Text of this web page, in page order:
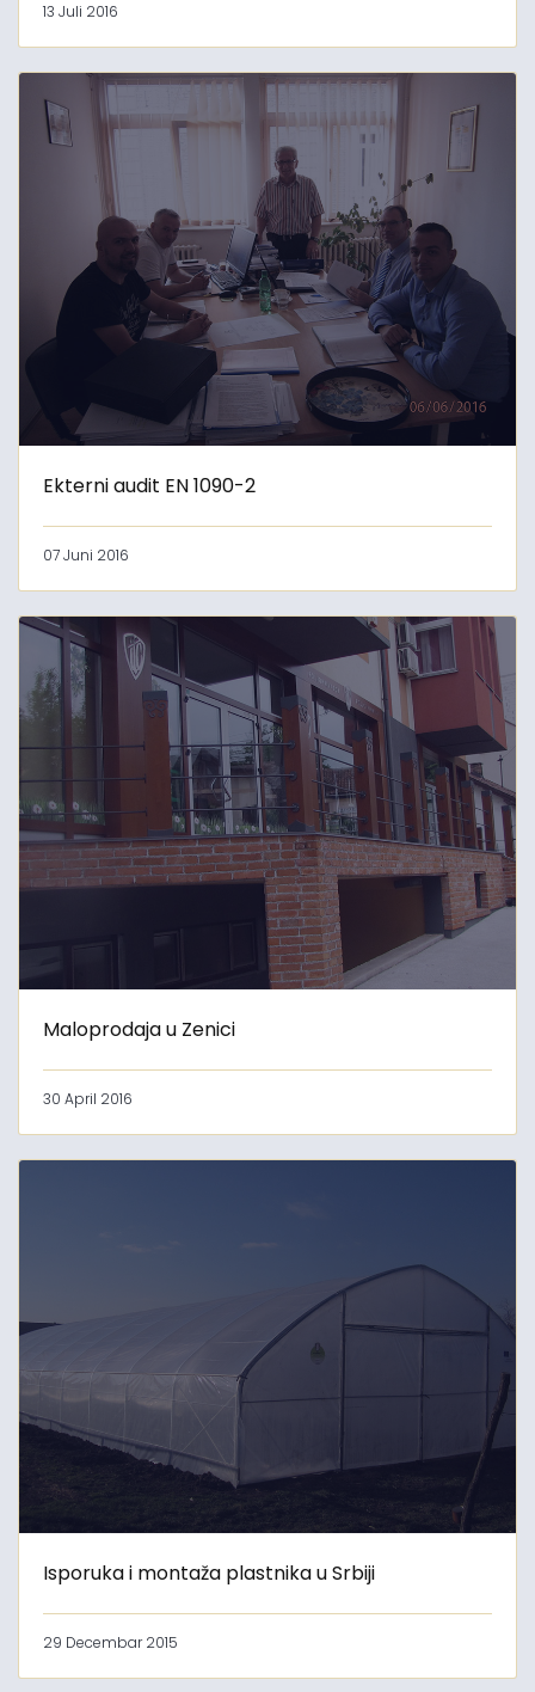
13 Juli 2016
Ekterni audit EN 1090-2
07 Juni 2016
Maloprodaja u Zenici
30 April 2016
Isporuka i montaža plastnika u Srbiji
29 Decembar 2015